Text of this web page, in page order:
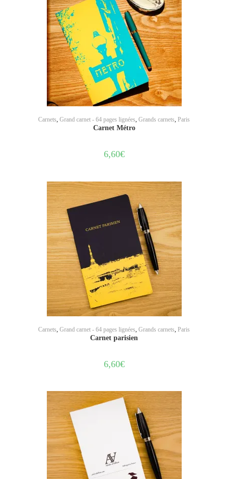
AJOUTER AU PANIER
Carnets, Grand carnet - 64 pages lignées, Grands carnets, Paris
Carnet Métro
6,60€
AJOUTER AU PANIER
Carnets Grand carnet - 64 pages lignées Grands carnets Paris
Carnet parisien
6,60€